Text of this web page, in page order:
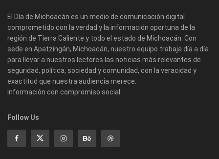
El Día de Michoacán es un medio de comunicación digital
comprometido con la verdad y la información oportuna de la
región de Tierra Caliente y todo el estado de Michoacán. Con
sede en Apatzingán, Michoacán, nuestro equipo trabaja día a día
para llevar a nuestros lectores las noticias más relevantes de
seguridad, política, sociedad y comunidad, con la veracidad y
exactitud que nuestra audiencia merece.
Información con compromiso social.
Follow Us